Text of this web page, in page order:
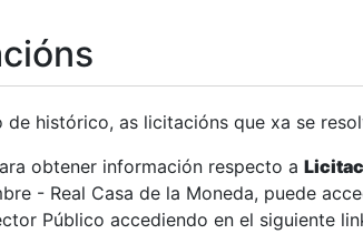
histórico, as licitacións que xa se
obtener información respecto a
- Real Casa de la Moneda, puede
Público accediendo en el siguiente